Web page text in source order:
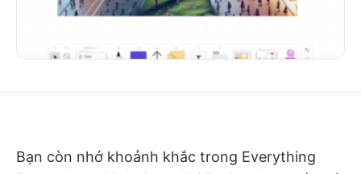
Bạn còn nhớ khoảnh khắc trong Everything